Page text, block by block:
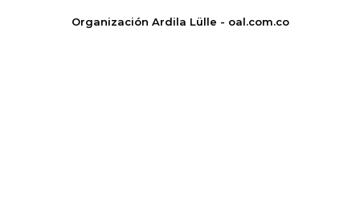
Organización Ardila Lülle - oal.com.co